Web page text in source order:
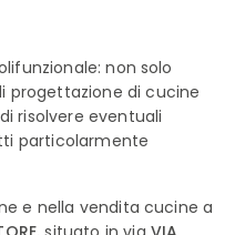
non solo
progettazione di cucine
risolvere eventuali
particolarmente
e nella vendita cucine a